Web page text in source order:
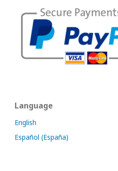
Language
English
Español (España)